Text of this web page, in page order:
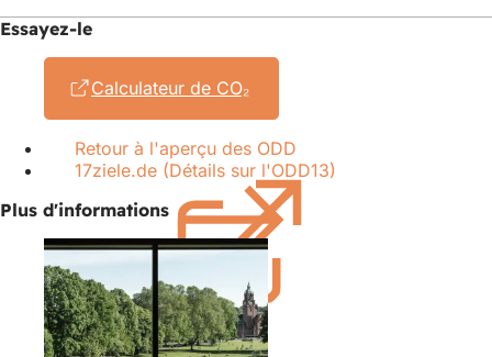
Essayez-le
Calculateur de CO₂(S'ouvre
dans
nouvel
onglet)
Retour à l'aperçu des ODD
17ziele.de (Détails sur l'ODD13)
Plus d'informations